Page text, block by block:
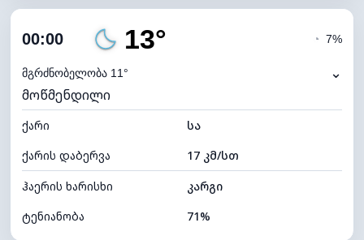
00:00 13°
მგრძნობელობა 11°
◔ 7%
⌄
მოწმენდილი
ქარი
სა
ქარის დაბერვა
17 კმ/სთ
ჰაერის ხარისხი
კარგი
ტენიანობა
71%